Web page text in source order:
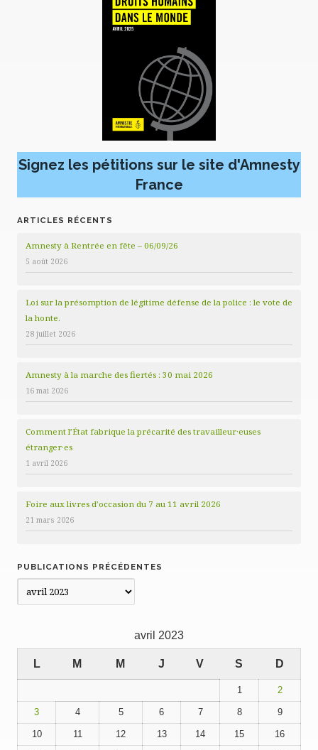
Signez les pétitions sur le site d'Amnesty
France
ARTICLES RÉCENTS
Amnesty à Rentrée en fête – 06/09/26
5 août 2026
Loi sur la présomption de légitime défense de la police : le vote de
la honte.
28 juillet 2026
Amnesty à la marche des fiertés : 30 mai 2026
16 mai 2026
Comment l’État fabrique la précarité des travailleur·euses
étranger·es
1 avril 2026
Foire aux livres d’occasion du 7 au 11 avril 2026
21 mars 2026
PUBLICATIONS PRÉCÉDENTES
Publications
avril 2023
L M M J V S D
1 2
3 4 5 6 7 8 9
10 11 12 13 14 15 16